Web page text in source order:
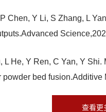
Chen, Y Li, S Zhang, L
L He, Y Ren, C Yan, Y
bed fusion.Additive
查看更